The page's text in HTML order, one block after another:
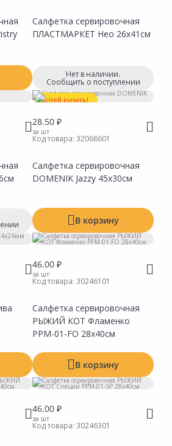
Салфетка сервировочная
ПЛАСТМАРКЕТ Нео 26х41см
Нет в наличии.
Сообщить о поступлении
Успей купить!
28.50 ₽
за шт
Код товара: 32068601
Салфетка сервировочная
DOMENIK Jazzy 45х30см
В корзину
46.00 ₽
за шт
Код товара: 30246101
Салфетка сервировочная
РЫЖИЙ КОТ Фламенко
PPM-01-FO 28х40см
В корзину
46.00 ₽
за шт
Код товара: 30246301